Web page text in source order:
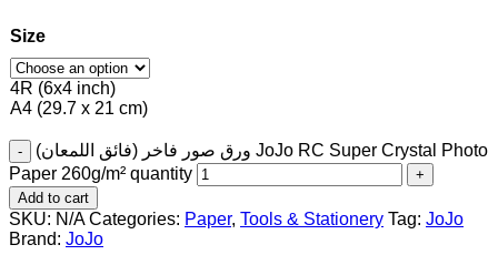
Size
4R (6x4 inch)
A4 (29.7 x 21 cm)
ورق صور فاخر (فائق اللمعان) JoJo RC Super Crystal Photo
Paper 260g/m² quantity
Add to cart
SKU: N/A Categories: Paper, Tools & Stationery Tag: JoJo
Brand: JoJo